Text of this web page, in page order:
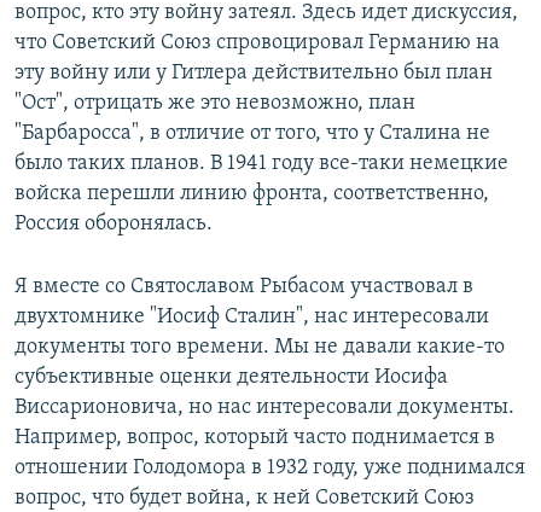
вопрос, кто эту войну затеял. Здесь идет дискуссия,
что Советский Союз спровоцировал Германию на
эту войну или у Гитлера действительно был план
"Ост", отрицать же это невозможно, план
"Барбаросса", в отличие от того, что у Сталина не
было таких планов. В 1941 году все-таки немецкие
войска перешли линию фронта, соответственно,
Россия оборонялась.
Я вместе со Святославом Рыбасом участвовал в
двухтомнике "Иосиф Сталин", нас интересовали
документы того времени. Мы не давали какие-то
субъективные оценки деятельности Иосифа
Виссарионовича, но нас интересовали документы.
Например, вопрос, который часто поднимается в
отношении Голодомора в 1932 году, уже поднимался
вопрос, что будет война, к ней Советский Союз